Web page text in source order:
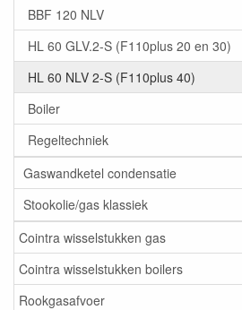
BBF 120 NLV
HL 60 GLV.2-S (F110plus 20 en 30)
HL 60 NLV 2-S (F110plus 40)
Boiler
Regeltechniek
Gaswandketel condensatie
Stookolie/gas klassiek
Cointra wisselstukken gas
Cointra wisselstukken boilers
Rookgasafvoer